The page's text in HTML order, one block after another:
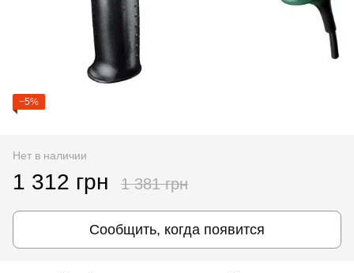
−5%
Нет в наличии
1 312 грн 1 381 грн
Сообщить, когда появится